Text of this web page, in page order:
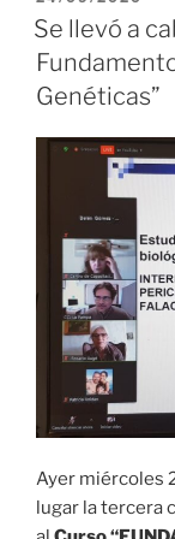
EL
Se llevó a
Genéticas”
Ayer miércoles
lugar la tercera